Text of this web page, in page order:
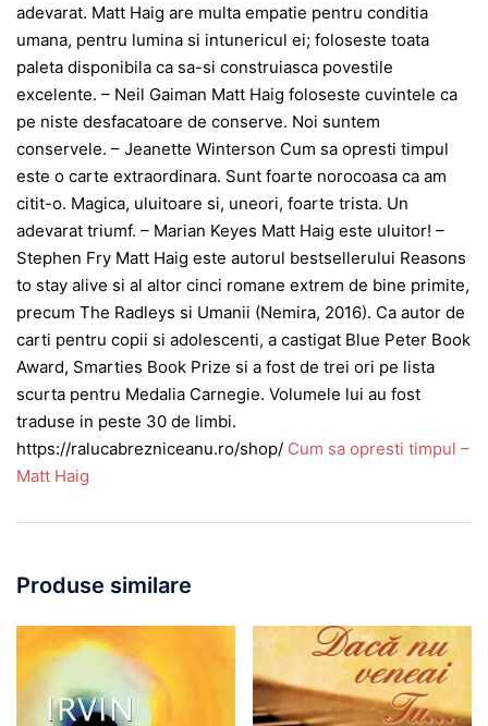
adevarat. Matt Haig are multa empatie pentru conditia
umana, pentru lumina si intunericul ei; foloseste toata
paleta disponibila ca sa-si construiasca povestile
excelente. – Neil Gaiman Matt Haig foloseste cuvintele ca
pe niste desfacatoare de conserve. Noi suntem
conservele. – Jeanette Winterson Cum sa opresti timpul
este o carte extraordinara. Sunt foarte norocoasa ca am
citit-o. Magica, uluitoare si, uneori, foarte trista. Un
adevarat triumf. – Marian Keyes Matt Haig este uluitor! –
Stephen Fry Matt Haig este autorul bestsellerului Reasons
to stay alive si al altor cinci romane extrem de bine primite,
precum The Radleys si Umanii (Nemira, 2016). Ca autor de
carti pentru copii si adolescenti, a castigat Blue Peter Book
Award, Smarties Book Prize si a fost de trei ori pe lista
scurta pentru Medalia Carnegie. Volumele lui au fost
traduse in peste 30 de limbi.
https://ralucabrezniceanu.ro/shop/ Cum sa opresti timpul –
Matt Haig
Produse similare